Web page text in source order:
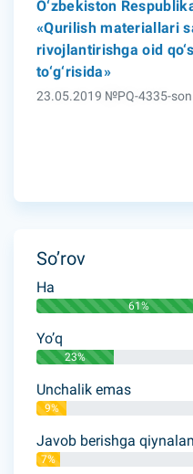
O‘zbekiston
«Qurilish materiallari
rivojlantirishga oid
to‘g‘risida»
23.05.2019 №PQ-4335-son
So’rov
Ha
61%
Yo’q
23%
Unchalik emas
9%
Javob berishga
7%